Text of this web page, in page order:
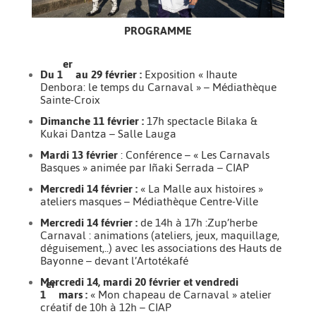
PROGRAMME
Du 1erau 29 février :Exposition « Ihaute
Denbora: le temps du Carnaval » – Médiathèque
Sainte-Croix
Dimanche 11 février :17h spectacleBilaka &
Kukai Dantza– Salle Lauga
Mardi 13 février: Conférence – « Les Carnavals
Basques » animée par Iñaki Serrada – CIAP
Mercredi 14 février :« La Malle aux histoires »
ateliers masques – Médiathèque Centre-Ville
Mercredi 14 février :de 14h à 17h :Zup’herbe
Carnaval : animations (ateliers, jeux, maquillage,
déguisement,..) avec les associations des Hauts de
Bayonne – devant l’Artotékafé
Mercredi 14, mardi 20 février et vendredi
1ermars :« Mon chapeau de Carnaval » atelier
créatif de 10h à 12h – CIAP